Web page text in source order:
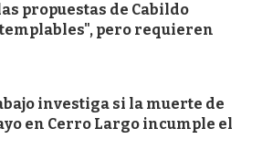
propuestas de Cabildo
pero requieren
investiga si la muerte de
en Cerro Largo incumple el